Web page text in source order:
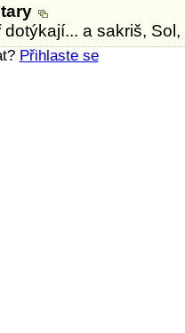
a sakriš,
Přihlaste se